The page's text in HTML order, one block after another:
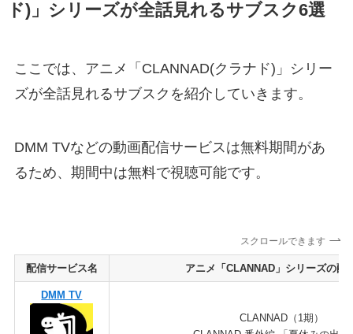
ド)」シリーズが全話見れるサブスク6選
ここでは、アニメ「CLANNAD(クラナド)」シリー
ズが全話見れるサブスクを紹介していきます。
DMM TVなどの動画配信サービスは無料期間があ
るため、期間中は無料で視聴可能です。
スクロールできます
配信サービス名 アニメ「CLANNAD」シリーズの配
DMM TV
CLANNAD（1期）